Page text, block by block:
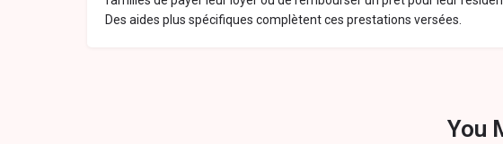
Des aides plus spécifiques complètent ces prestations versées.
You